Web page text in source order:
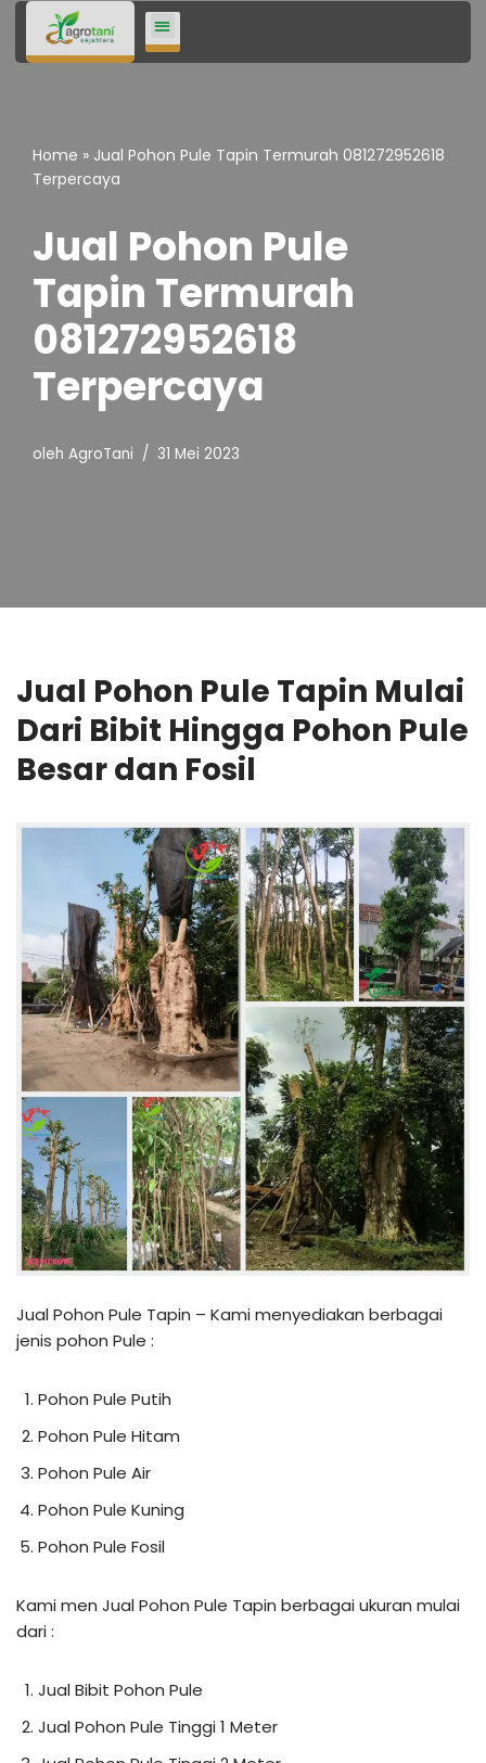
Lompat
Home » Jual Pohon Pule Tapin Termurah 081272952618
Terpercaya
Jual Pohon Pule
Tapin Termurah
081272952618
Terpercaya
oleh AgroTani 31 Mei 2023
Jual Pohon Pule Tapin Mulai
Dari Bibit Hingga Pohon Pule
Besar dan Fosil
Jual Pohon Pule Tapin – Kami menyediakan berbagai
jenis pohon Pule :
Pohon Pule Putih
Pohon Pule Hitam
Pohon Pule Air
Pohon Pule Kuning
Pohon Pule Fosil
Kami men Jual Pohon Pule Tapin berbagai ukuran mulai
dari :
Jual Bibit Pohon Pule
Jual Pohon Pule Tinggi 1 Meter